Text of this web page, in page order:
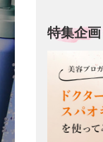
特集企画